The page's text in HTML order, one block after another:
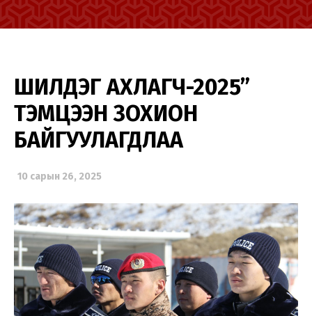
ШИЛДЭГ АХЛАГЧ-2025”
ТЭМЦЭЭН ЗОХИОН
БАЙГУУЛАГДЛАА
10 сарын 26, 2025